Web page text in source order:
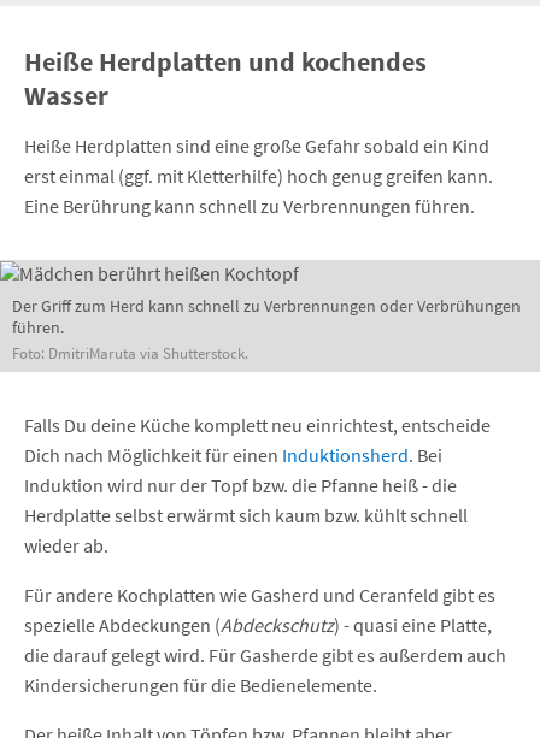
Heiße Herdplatten und kochendes
Wasser
Heiße Herdplatten sind eine große Gefahr sobald ein Kind
erst einmal (ggf. mit Kletterhilfe) hoch genug greifen kann.
Eine Berührung kann schnell zu Verbrennungen führen.
Der Griff zum Herd kann schnell zu Verbrennungen oder Verbrühungen
führen.
Foto: DmitriMaruta via Shutterstock.
Falls Du deine Küche komplett neu einrichtest, entscheide
Dich nach Möglichkeit für einen Induktionsherd. Bei
Induktion wird nur der Topf bzw. die Pfanne heiß - die
Herdplatte selbst erwärmt sich kaum bzw. kühlt schnell
wieder ab.
Für andere Kochplatten wie Gasherd und Ceranfeld gibt es
spezielle Abdeckungen (Abdeckschutz) - quasi eine Platte,
die darauf gelegt wird. Für Gasherde gibt es außerdem auch
Kindersicherungen für die Bedienelemente.